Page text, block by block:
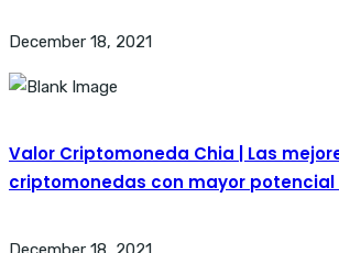
December 18, 2021
Valor Criptomoneda Chia | Las
criptomonedas con mayor potencial